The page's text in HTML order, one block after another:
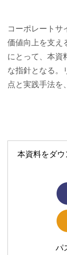
コーポレートサ
価値向上を支え
にとって、本資
な指針となる。
点と実践手法を
本資料をダ
パ